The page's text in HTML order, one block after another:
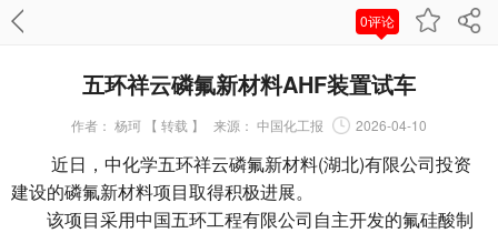
0评论
五环祥云磷氟新材料AHF装置试车
作者： 杨珂 【 转载 】 来源： 中国化工报 2026-04-10
近日，中化学五环祥云磷氟新材料(湖北)有限公司投资
建设的磷氟新材料项目取得积极进展。
该项目采用中国五环工程有限公司自主开发的氟硅酸制